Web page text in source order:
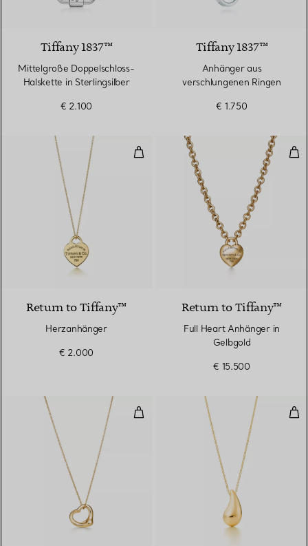
Tiffany 1837™
Mittelgroße Doppelschloss-
Halskette in Sterlingsilber
€ 2.100
Tiffany 1837™
Anhänger aus
verschlungenen Ringen
€ 1.750
Herzanhänger
Return to Tiffany™
Herzanhänger
€ 2.000
Return to Tiffany™
Full Heart Anhänger in
Gelbgold
€ 15.500
Open Heart Anhänger in
2 Materialien